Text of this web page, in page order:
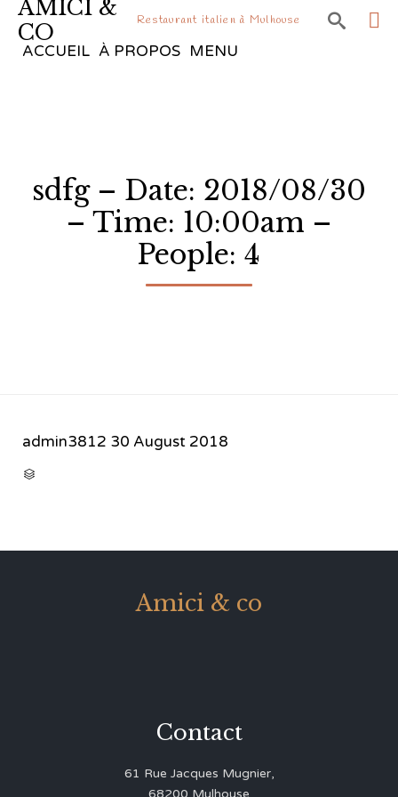
AMICI &
CO
Restaurant italien à Mulhouse 
ACCUEIL À PROPOS MENU
sdfg – Date: 2018/08/30
– Time: 10:00am –
People: 4
admin3812 30 August 2018

Amici & co
Contact
61 Rue Jacques Mugnier,